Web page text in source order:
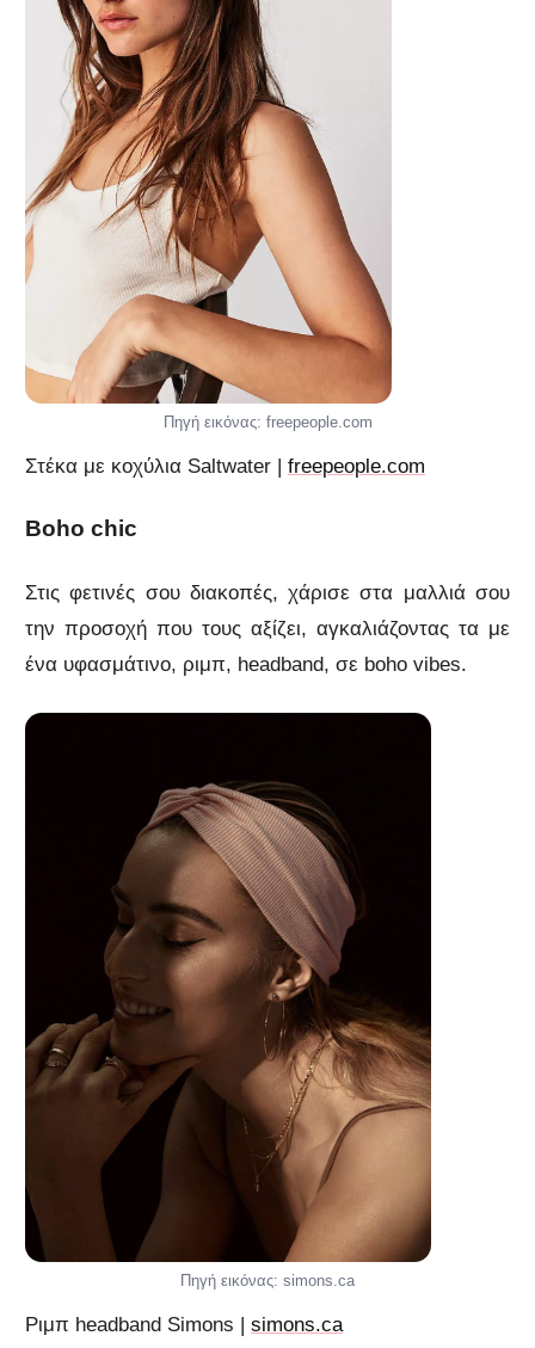
Πηγή εικόνας: freepeople.com
Στέκα με κοχύλια Saltwater | freepeople.com
Boho chic
Στις φετινές σου διακοπές, χάρισε στα μαλλιά σου
την προσοχή που τους αξίζει, αγκαλιάζοντας τα με
ένα υφασμάτινο, ριμπ, headband, σε boho vibes.
Πηγή εικόνας: simons.ca
Ριμπ headband Simons | simons.ca